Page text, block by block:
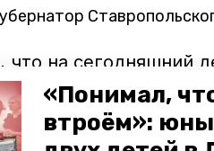
«Понимал,
втроём»:
на сегодняшний
и 118
современными